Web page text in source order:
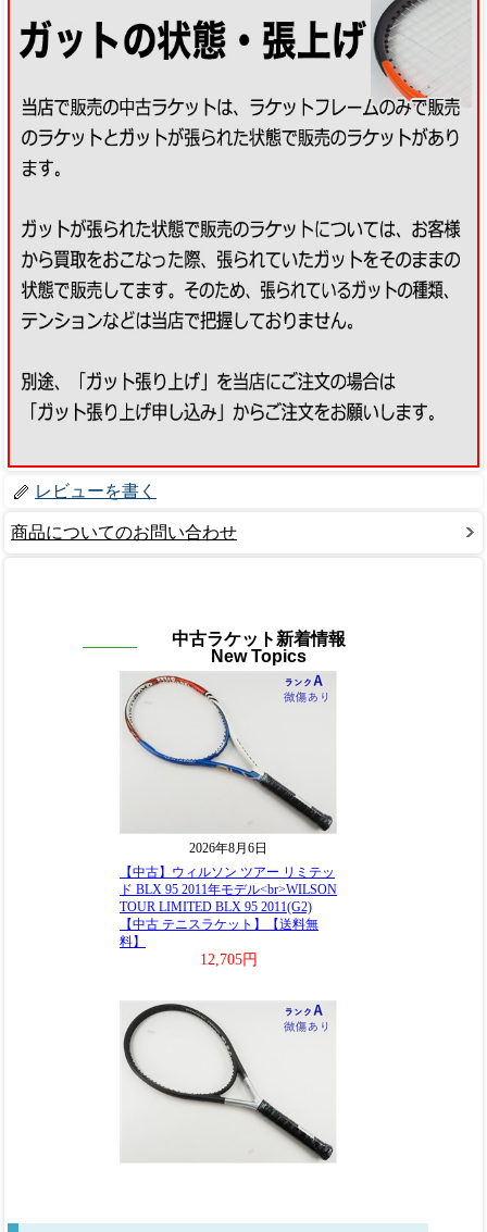
レビューを書く
商品についてのお問い合わせ
中古ラケット新着情報
New Topics